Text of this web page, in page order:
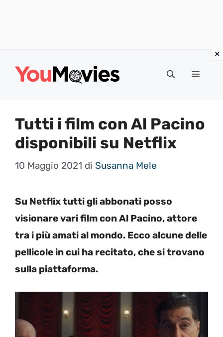
Menu
Tutti i film con Al Pacino
disponibili su Netflix
10 Maggio 2021 di Susanna Mele
Su Netflix tutti gli abbonati posso
visionare vari film con Al Pacino, attore
tra i più amati al mondo. Ecco alcune delle
pellicole in cui ha recitato, che si trovano
sulla piattaforma.